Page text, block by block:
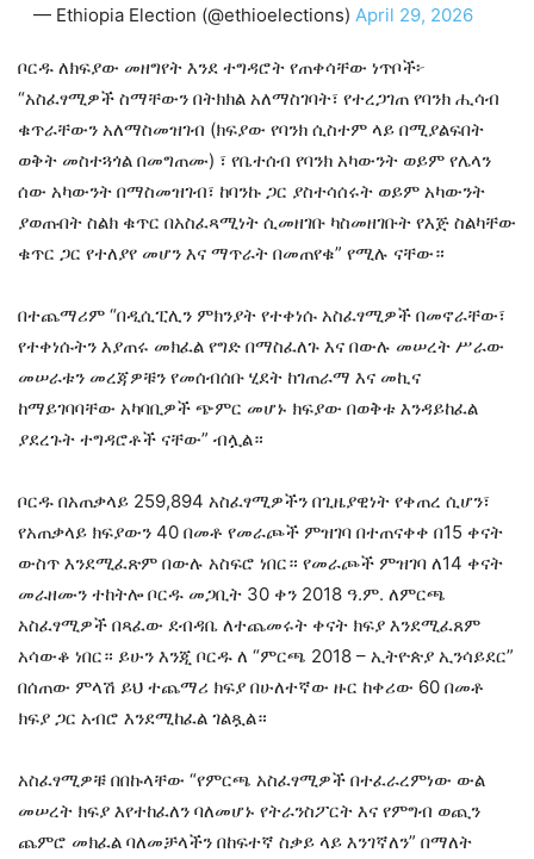
— Ethiopia Election (@ethioelections) April 29, 2026
ቦርዱ ለክፍያው መዘግየት እንደ ተግዳሮት የጠቀሳቸው ነጥቦች፦
“አስፈፃሚዎች ስማቸውን በትክክል አለማስገባት፣ የተረጋገጠ የባንክ ሒሳብ
ቁጥራቸውን አለማስመዝገብ (ክፍያው የባንክ ሲስተም ላይ በሚያልፍበት
ወቅት መስተጓጎል በመግጠሙ) ፣ የቤተሰብ የባንክ አካውንት ወይም የሌላን
ሰው አካውንት በማስመዝገብ፣ ከባንኩ ጋር ያስተሳሰሩት ወይም አካውንት
ያወጡበት ስልክ ቁጥር በአስፈጻሚነት ሲመዘገቡ ካስመዘገቡት የእጅ ስልካቸው
ቁጥር ጋር የተለያየ መሆን እና ማጥራት በመጠየቁ” የሚሉ ናቸው።
በተጨማሪም “በዲሲፒሊን ምክንያት የተቀነሱ አስፈፃሚዎች በመኖራቸው፣
የተቀነሱትን እያጠሩ መክፈል የግድ በማስፈለጉ እና በውሉ መሠረት ሥራው
መሠራቱን መረጃዎቹን የመሰብሰቡ ሂደት ከገጠራማ እና መኪና
ከማይገባባቸው አካባቢዎች ጭምር መሆኑ ክፍያው በወቅቱ እንዳይከፈል
ያደረጉት ተግዳሮቶች ናቸው” ብሏል።
ቦርዱ በአጠቃላይ 259,894 አስፈፃሚዎችን በጊዜያዊነት የቀጠረ ሲሆን፣
የአጠቃላይ ክፍያውን 40 በመቶ የመራጮች ምዝገባ በተጠናቀቀ በ15 ቀናት
ውስጥ እንደሚፈጽም በውሉ አስፍሮ ነበር። የመራጮች ምዝገባ ለ14 ቀናት
መራዘሙን ተከትሎ ቦርዱ መጋቢት 30 ቀን 2018 ዓ.ም. ለምርጫ
አስፈፃሚዎች በጻፈው ደብዳቤ ለተጨመሩት ቀናት ክፍያ እንደሚፈጸም
አሳውቆ ነበር። ይሁን እንጂ ቦርዱ ለ “ምርጫ 2018 – ኢትዮጵያ ኢንሳይደር”
በሰጠው ምላሽ ይህ ተጨማሪ ክፍያ በሁለተኛው ዙር ከቀሪው 60 በመቶ
ክፍያ ጋር አብሮ እንደሚከፈል ገልጿል።
አስፈፃሚዎቹ በበኩላቸው “የምርጫ አስፈፃሚዎች በተፈራረምነው ውል
መሠረት ክፍያ እየተከፈለን ባለመሆኑ የትራንስፖርት እና የምግብ ወጪን
ጨምሮ መክፈል ባለመቻላችን በከፍተኛ ስቃይ ላይ እንገኛለን” በማለት